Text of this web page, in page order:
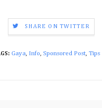
SHARE ON TWITTER
Gaya, Info, Sponsored Post, Tips